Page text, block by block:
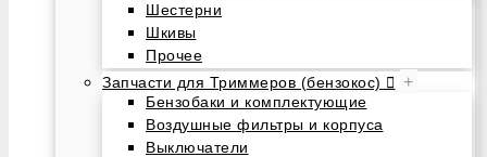
Шестерни
Шкивы
Прочее
Запчасти для Триммеров (бензокос)
+
Бензобаки и комплектующие
Воздушные фильтры и корпуса
Выключатели